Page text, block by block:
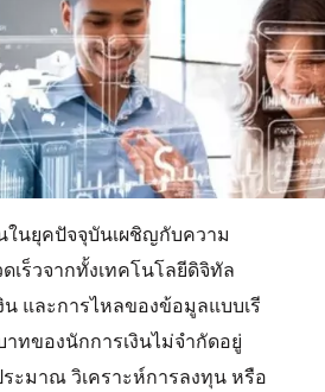
ในยุคปัจจุบันเผชิญกับความ
เร็วจากทั้งเทคโนโลยีดิจิทัล
น และการไหลของข้อมูลแบบเรี
ทของนักการเงินไม่จำกัดอยู่
ระมาณ วิเคราะห์การลงทุน หรือ